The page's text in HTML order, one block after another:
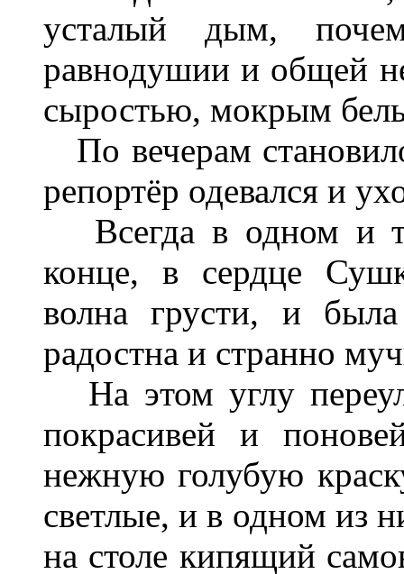
усталый дым,
равнодушии и общей
сыростью, мокрым
По вечерам
репортёр одевался и
Всегда в одном и
конце, в сердце
волна грусти, и
радостна и странно
На этом углу
покрасивей и
нежную голубую
светлые, и в одном из
на столе кипящий